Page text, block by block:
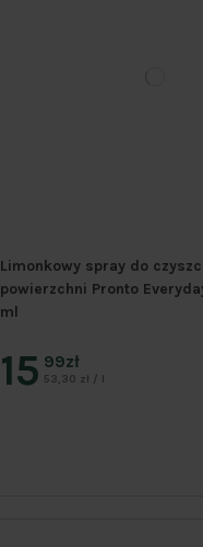
Limonkowy spray do
powierzchni Pronto
ml
15 99zł
53,30 zł / l